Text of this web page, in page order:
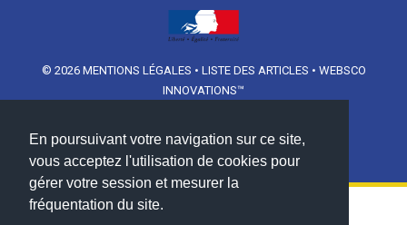
En poursuivant votre navigation sur ce site,
vous acceptez l'utilisation de cookies pour
gérer votre session et mesurer la
fréquentation du site.
© 2026 MENTIONS LÉGALES • LISTE DES ARTICLES • WEBSCO
INNOVATIONS™